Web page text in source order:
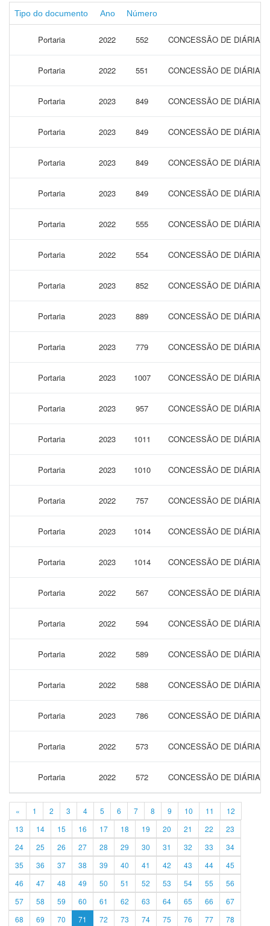
Tipo do documento Ano Número
Portaria 2022 552 CONCESSÃO DE DIÁRIAS
Portaria 2022 551 CONCESSÃO DE DIÁRIAS
Portaria 2023 849 CONCESSÃO DE DIÁRIAS
Portaria 2023 849 CONCESSÃO DE DIÁRIAS
Portaria 2023 849 CONCESSÃO DE DIÁRIAS
Portaria 2023 849 CONCESSÃO DE DIÁRIAS
Portaria 2022 555 CONCESSÃO DE DIÁRIAS
Portaria 2022 554 CONCESSÃO DE DIÁRIAS
Portaria 2023 852 CONCESSÃO DE DIÁRIAS
Portaria 2023 889 CONCESSÃO DE DIÁRIAS
Portaria 2023 779 CONCESSÃO DE DIÁRIAS
Portaria 2023 1007 CONCESSÃO DE DIÁRIAS
Portaria 2023 957 CONCESSÃO DE DIÁRIAS
Portaria 2023 1011 CONCESSÃO DE DIÁRIAS
Portaria 2023 1010 CONCESSÃO DE DIÁRIAS
Portaria 2022 757 CONCESSÃO DE DIÁRIAS
Portaria 2023 1014 CONCESSÃO DE DIÁRIAS
Portaria 2023 1014 CONCESSÃO DE DIÁRIAS
Portaria 2022 567 CONCESSÃO DE DIÁRIAS
Portaria 2022 594 CONCESSÃO DE
Portaria 2022 589 CONCESSÃO DE
Portaria 2022 588 CONCESSÃO DE
Portaria 2023 786 CONCESSÃO DE DIÁRIAS
Portaria 2022 573 CONCESSÃO DE DIÁRIAS
Portaria 2022 572 CONCESSÃO DE DIÁRIAS
« 1 2 3 4 5 6 7 8 9 10 11
12
13
14 15 16 17 18 19 20 21 22
23
24
25 26 27 28 29 30 31 32 33
34
35
36 37 38 39 40 41 42 43 44
45
46
47 48 49 50 51 52 53 54 55
56
57
58 59 60 61 62 63 64 65 66
67
68
69 70 71 72 73 74 75 76 77 78